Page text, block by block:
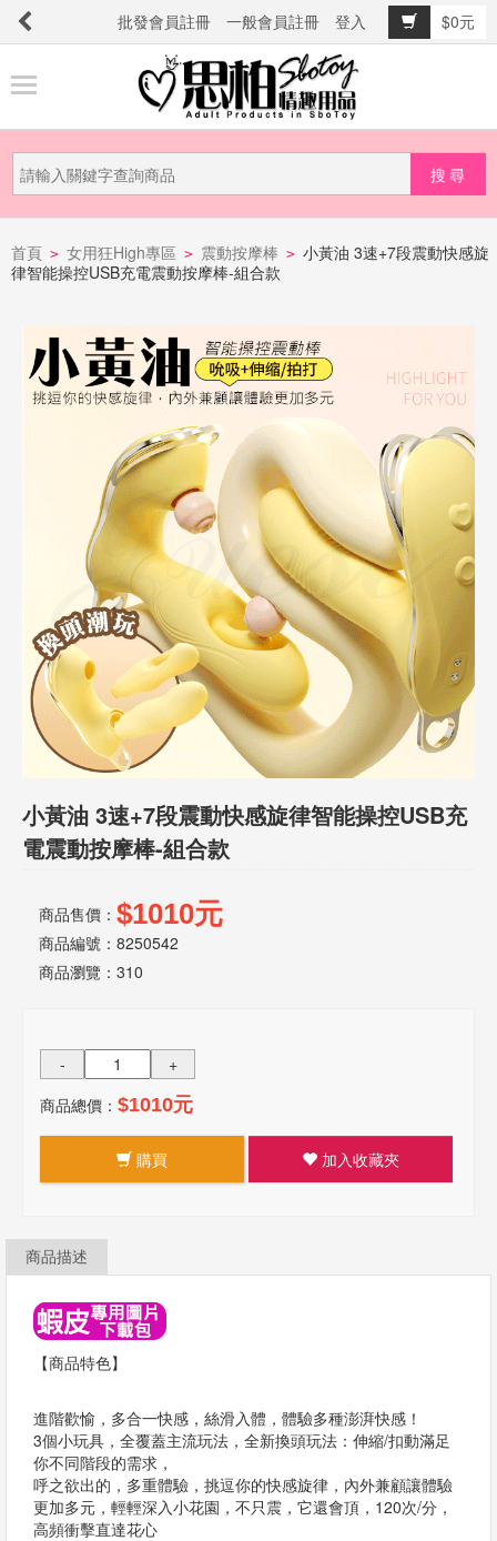
批發會員註冊 一般會員註冊 登入
$0元
品
新
品
上
提
防
批
發
首頁 > 女用狂High專區 > 震動按摩棒 > 小黃油 3速+7段震動快感旋
律智能操控USB充電震動按摩棒-組合款
小黃油 3速+7段震動快感旋律智能操控USB充
電震動按摩棒-組合款
商品售價： $1010元
商品編號：8250542
商品瀏覽： 310
-
+
商品總價： $1010元
購買 加入收藏夾
商品描述
【商品特色】
進階歡愉，多合一快感，絲滑入體，體驗多種澎湃快感！
3個小玩具，全覆蓋主流玩法，全新換頭玩法：伸縮/扣動滿足
你不同階段的需求，
呼之欲出的，多重體驗，挑逗你的快感旋律，內外兼顧讓體驗
更加多元，輕輕深入小花園，不只震，它還會頂，120次/分，
高頻衝擊直達花心